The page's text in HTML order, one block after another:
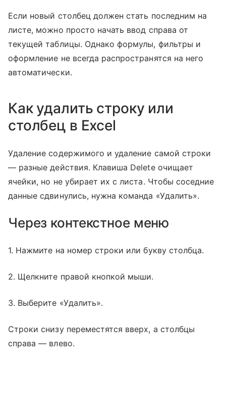
Если новый столбец должен стать последним на
листе, можно просто начать ввод справа от
текущей таблицы. Однако формулы, фильтры и
оформление не всегда распространятся на него
автоматически.
Как удалить строку или
столбец в Excel
Удаление содержимого и удаление самой строки
— разные действия. Клавиша Delete очищает
ячейки, но не убирает их с листа. Чтобы соседние
данные сдвинулись, нужна команда «Удалить».
Через контекстное меню
1. Нажмите на номер строки или букву столбца.
2. Щелкните правой кнопкой мыши.
3. Выберите «Удалить».
Строки снизу переместятся вверх, а столбцы
справа — влево.